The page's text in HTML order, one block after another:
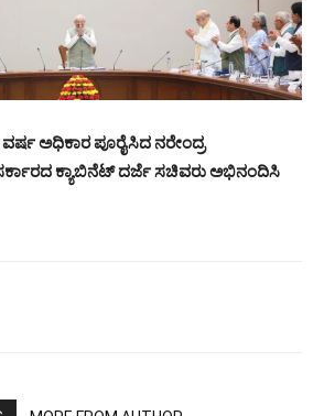
ಅಧಿಕಾರ ಪೂರೈಸಿದ ನರೇಂದ್ರ
ಕ್ಯಾಬಿನೆಟ್ ದರ್ಜೆ ಸಚಿವರು ಅಭಿನಂದಿಸಿ